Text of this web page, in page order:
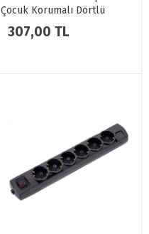
Çocuk Korumalı Dörtlü
Anahtarlı
307,00 TL